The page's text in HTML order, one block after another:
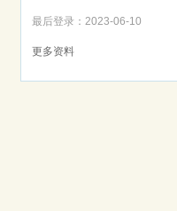
最后登录：2023-06-10
更多资料